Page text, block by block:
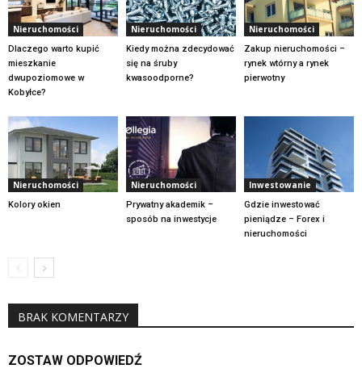
Nieruchomości
Dlaczego warto kupić
mieszkanie
dwupoziomowe w
Kobyłce?
Nieruchomości
Kiedy można zdecydować
się na śruby
kwasoodporne?
Nieruchomości
Zakup nieruchomości –
rynek wtórny a rynek
pierwotny
Nieruchomości
Kolory okien
Nieruchomości
Prywatny akademik –
sposób na inwestycje
Inwestowanie
Gdzie inwestować
pieniądze – Forex i
nieruchomości
BRAK KOMENTARZY
ZOSTAW ODPOWIEDŹ